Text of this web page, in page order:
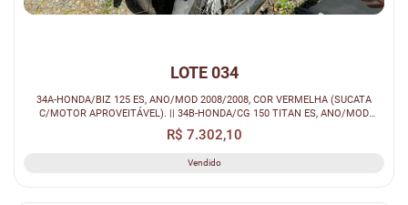
LOTE 034
34A-HONDA/BIZ 125 ES, ANO/MOD 2008/2008, COR VERMELHA (SUCATA
C/MOTOR APROVEITÁVEL). || 34B-HONDA/CG 150 TITAN ES, ANO/MOD
2008/2008, COR CI...
R$ 7.302,10
Vendido